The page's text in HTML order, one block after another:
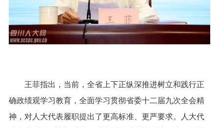
王菲指出，当前，全省上下正纵深推进树立和践行正
确政绩观学习教育，全面学习贯彻省委十二届九次全会精
神，对人大代表履职提出了更高标准、更严要求。人大代